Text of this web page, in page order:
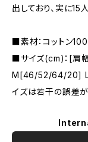
出しており、実に
■素材：コットン
■サイズ(cm)：[肩
M[46/52/64/20]
イズは若干の誤差